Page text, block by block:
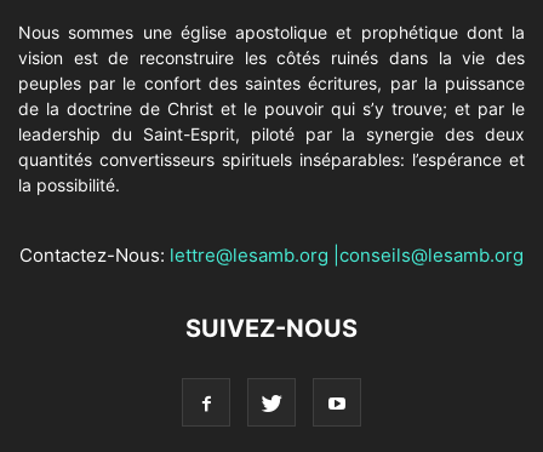
Nous sommes une église apostolique et prophétique dont la
vision est de reconstruire les côtés ruinés dans la vie des
peuples par le confort des saintes écritures, par la puissance
de la doctrine de Christ et le pouvoir qui s’y trouve; et par le
leadership du Saint-Esprit, piloté par la synergie des deux
quantités convertisseurs spirituels inséparables: l’espérance et
la possibilité.
Contactez-Nous: lettre@lesamb.org conseils@lesamb.org
SUIVEZ-NOUS